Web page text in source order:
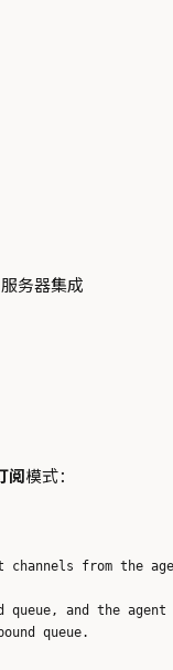
务器集成
阅模式：
channels from the
queue, and the agent
queue.